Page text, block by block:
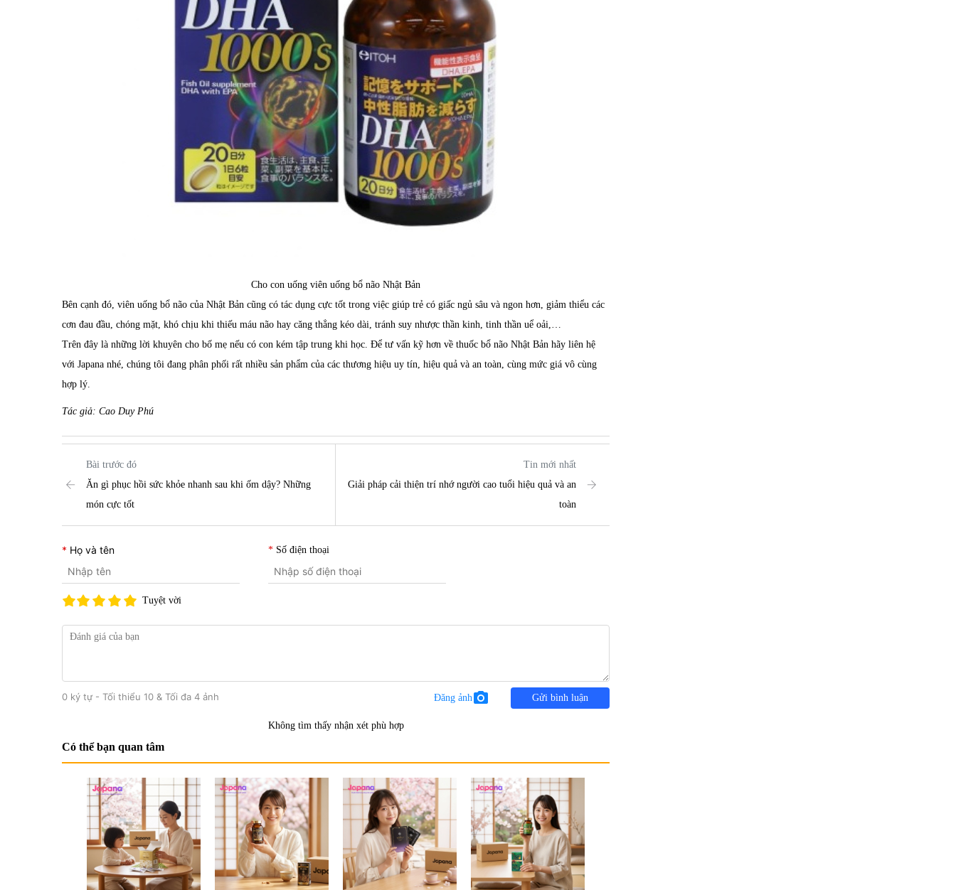
Cho con uống viên uống bổ não Nhật Bản
Bên cạnh đó, viên uống bổ não của Nhật Bản cũng có tác dụng cực tốt trong việc giúp trẻ có giấc ngủ sâu và ngon hơn, giảm thiểu các
cơn đau đầu, chóng mặt, khó chịu khi thiếu máu não hay căng thẳng kéo dài, tránh suy nhược thần kinh, tinh thần uể oải,…
Trên đây là những lời khuyên cho bố mẹ nếu có con kém tập trung khi học. Để tư vấn kỹ hơn về thuốc bổ não Nhật Bản hãy liên hệ
với Japana nhé, chúng tôi đang phân phối rất nhiều sản phẩm của các thương hiệu uy tín, hiệu quả và an toàn, cùng mức giá vô cùng
hợp lý.
Tác giả: Cao Duy Phú
Bài trước đó
Ăn gì phục hồi sức khỏe nhanh sau khi ốm dậy? Những
món cực tốt
Tin mới nhất
Giải pháp cải thiện trí nhớ người cao tuổi hiệu quả và an
toàn
Họ và tên Số điện thoại
Tuyệt vời
0 ký tự - Tối thiểu 10 & Tối đa 4 ảnh Đăng ảnh photo_camera Gửi bình luận
Không tìm thấy nhận xét phù hợp
Có thể bạn quan tâm